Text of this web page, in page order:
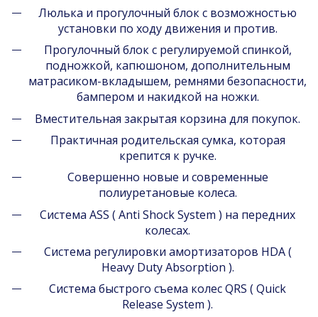
Люлька и прогулочный блок с возможностью
установки по ходу движения и против.
Прогулочный блок с регулируемой спинкой,
подножкой, капюшоном, дополнительным
матрасиком-вкладышем, ремнями безопасности,
бампером и накидкой на ножки.
Вместительная закрытая корзина для покупок.
Практичная родительская сумка, которая
крепится к ручке.
Совершенно новые и современные
полиуретановые колеса.
Система ASS ( Anti Shock System ) на передних
колесах.
Система регулировки амортизаторов HDA (
Heavy Duty Absorption ).
Система быстрого съема колес QRS ( Quick
Release System ).